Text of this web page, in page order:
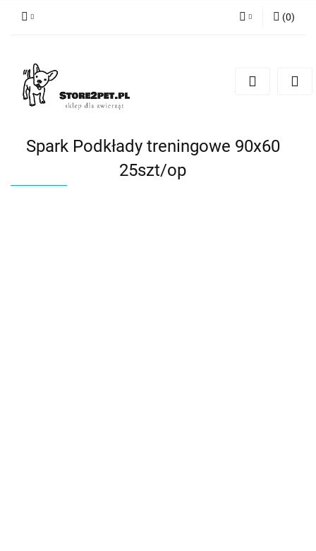
Zarejestruj się
(0)
Spark Podkłady treningowe 90x60
25szt/op